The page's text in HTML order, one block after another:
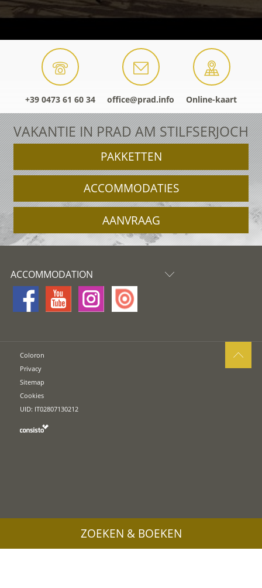
+39 0473 61 60 34 office@prad.info Online-kaart
VAKANTIE IN PRAD AM STILFSERJOCH
PAKKETTEN
ACCOMMODATIES
AANVRAAG
ACCOMMODATION
Coloron
Privacy
Sitemap
Cookies
UID: IT02807130212
ZOEKEN & BOEKEN